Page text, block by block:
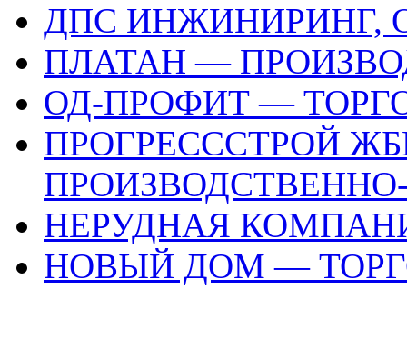
ДПС ИНЖИНИРИНГ,
ПЛАТАН —
ОД-ПРОФИТ —
ПРОГРЕСССТРОЙ
НЕРУДНАЯ
НОВЫЙ ДОМ —